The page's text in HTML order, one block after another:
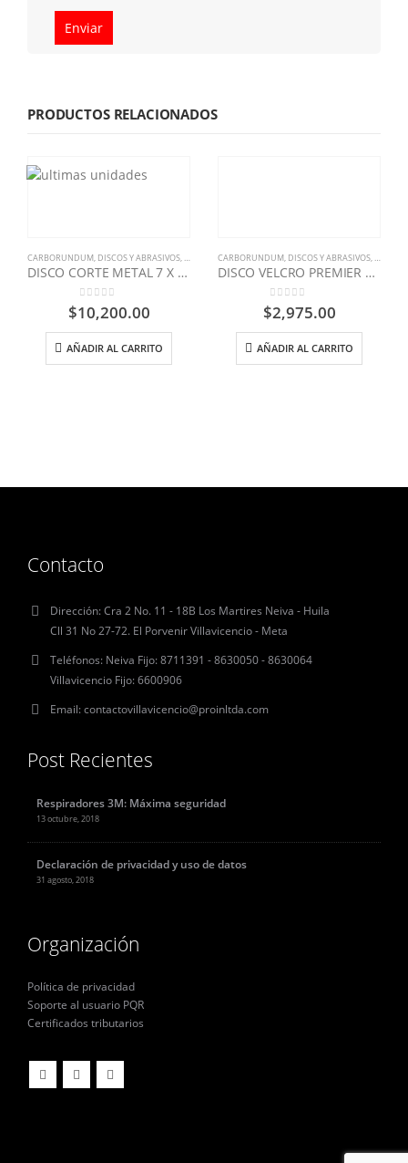
PRODUCTOS RELACIONADOS
CARBORUNDUM, DISCOS Y ABRASIVOS,FERRETERIA INDUSTRIAL
DISCO CORTE METAL 7 X 1/8 -V
0 out of 5
$10,200.00
AÑADIR AL CARRITO
CARBORUNDUM, DISCOS Y ABRASIVOS,
DISCO VELCRO PREMIER RED 6X6 GR 320
0out of 5
$2,975.00
AÑADIR AL CARRITO
Contacto
Dirección:Cra 2 No. 11 - 18B Los Martires Neiva - Huila
Cll 31 No 27-72. El Porvenir Villavicencio - Meta
Teléfonos: Neiva Fijo: 8711391 - 8630050 - 8630064
Villavicencio Fijo: 6600906
Email:contactovillavicencio@proinltda.com
Post Recientes
Respiradores 3M: Máxima seguridad
13 octubre, 2018
Declaración de privacidad y uso de datos
31 agosto, 2018
Organización
Política de privacidad
Soporte al usuario PQR
Certificados tributarios